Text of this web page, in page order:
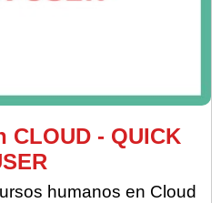
- QUICK
humanos en Cloud